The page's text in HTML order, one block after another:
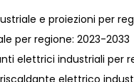
e proiezioni per
per regione: 2023-2033
elettrici industriali per
elettrico